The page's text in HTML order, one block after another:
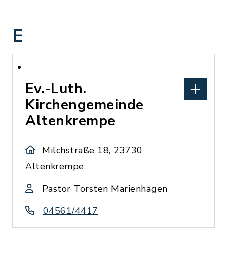
E
Ev.-Luth.
Kirchengemeinde
Altenkrempe
Milchstraße 18, 23730
Altenkrempe
Pastor Torsten Marienhagen
04561/4417